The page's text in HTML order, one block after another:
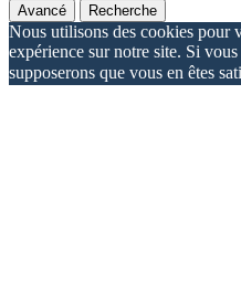
Avancé
Recherche
Nous utilisons des cookies pour
expérience sur notre site. Si
supposerons que vous en êtes